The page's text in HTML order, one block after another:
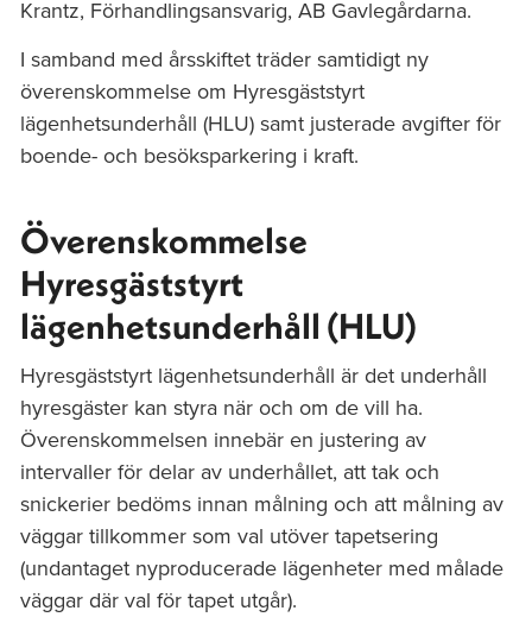
Krantz, Förhandlingsansvarig, AB Gavlegårdarna.
I samband med årsskiftet träder samtidigt ny
överenskommelse om Hyresgäststyrt
lägenhetsunderhåll (HLU) samt justerade avgifter för
boende- och besöksparkering i kraft.
Överenskommelse
Hyresgäststyrt
lägenhetsunderhåll (HLU)
Hyresgäststyrt lägenhetsunderhåll är det underhåll
hyresgäster kan styra när och om de vill ha.
Överenskommelsen innebär en justering av
intervaller för delar av underhållet, att tak och
snickerier bedöms innan målning och att målning av
väggar tillkommer som val utöver tapetsering
(undantaget nyproducerade lägenheter med målade
väggar där val för tapet utgår).